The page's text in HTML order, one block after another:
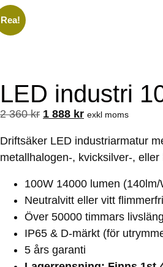
Rea!
LED industri
2 360kr 1 888 kr exkl moms
Driftsäker LED industriarmatur
metallhalogen-, kvicksilver-,
100W 14000 lumen (140lm/
Neutralvitt eller vitt
Över 50000 timmars
IP65 & D-märkt (för
5 års garanti